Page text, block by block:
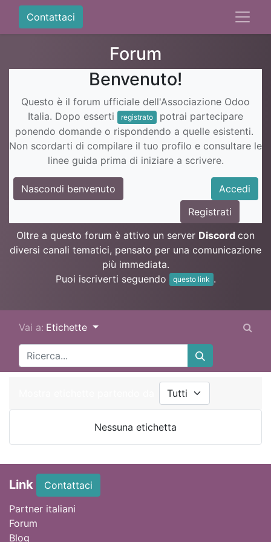
Contattaci
Forum
Benvenuto!
Questo è il forum ufficiale dell'Associazione Odoo
Italia. Dopo esserti
registrato
potrai partecipare
ponendo domande o rispondendo a quelle esistenti.
Non scordarti di compilare il tuo profilo e consultare le
linee guida prima di iniziare a scrivere.
Nascondi benvenuto
Accedi
Registrati
Oltre a questo forum è attivo un server Discord con
diversi canali tematici, pensato per una comunicazione
più immediata.
Puoi iscriverti seguendo
questo link .
Vai a: Etichette
Nessuna etichetta
Link
Contattaci
Partner italiani
Forum
Blog